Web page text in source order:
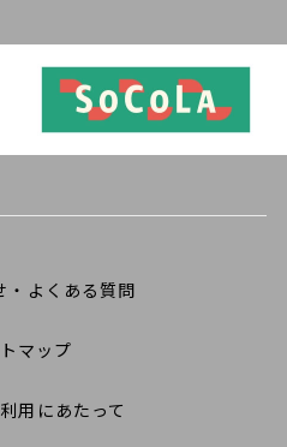
・よくある質問
マップ
用にあたって